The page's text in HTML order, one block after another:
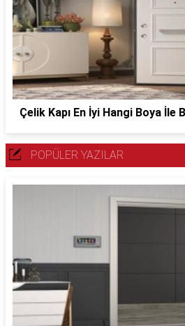
Çelik Kapı En İyi Hangi Boya İle
POPÜLER YAZILAR